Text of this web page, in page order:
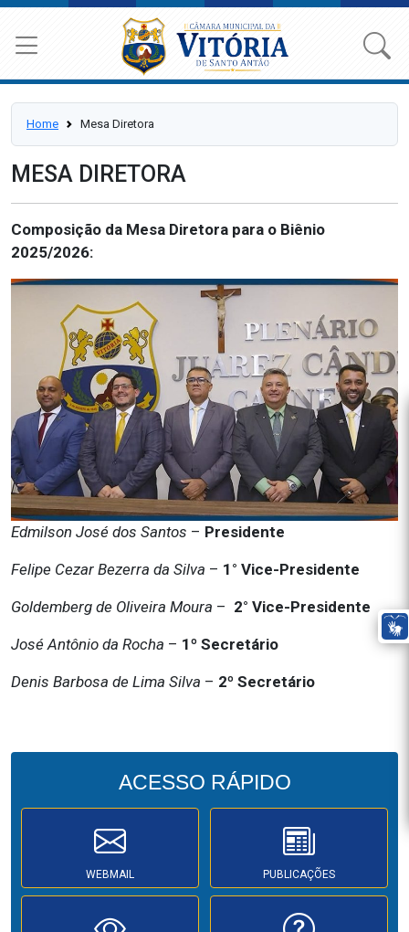
Home Mesa Diretora
MESA DIRETORA
Composição da Mesa Diretora para o Biênio
2025/2026:
Edmilson José dos Santos – Presidente
Felipe Cezar Bezerra da Silva – 1° Vice-Presidente
Goldemberg de Oliveira Moura – 2° Vice-Presidente
José Antônio da Rocha – 1º Secretário
Denis Barbosa de Lima Silva – 2º Secretário
ACESSO RÁPIDO
WEBMAIL PUBLICAÇÕES